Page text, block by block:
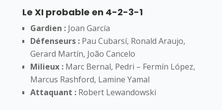
Le XI probable en 4-2-3-1
Gardien : Joan García
Défenseurs :Pau Cubarsí, Ronald Araujo,
Gerard Martín, João Cancelo
Milieux :Marc Bernal, Pedri – Fermín López,
Marcus Rashford, Lamine Yamal
Attaquant :Robert Lewandowski